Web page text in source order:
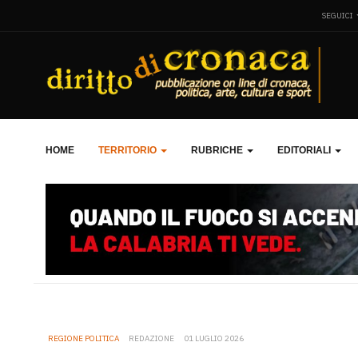
SEGUICI
HOME TERRITORIO RUBRICHE EDITORIALI
REGIONE POLITICA REDAZIONE 01 LUGLIO 2026